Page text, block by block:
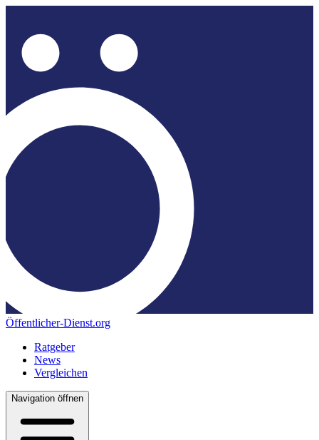
Öffentlicher-Dienst.org
Ratgeber
News
Vergleichen
Navigation öffnen